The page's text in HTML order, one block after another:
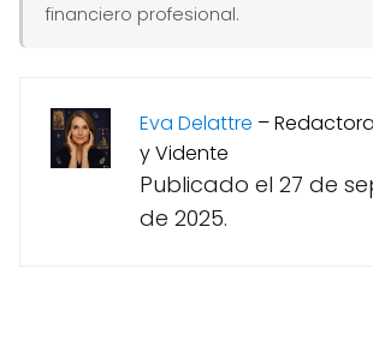
financiero profesional.
Eva Delattre –
y Vidente
Publicado el 27 de
de 2025.